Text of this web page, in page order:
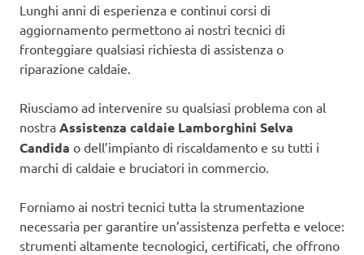
Lunghi anni di esperienza e continui corsi di
aggiornamento permettono ai nostri tecnici di
fronteggiare qualsiasi richiesta di assistenza o
riparazione caldaie.
Riusciamo ad intervenire su qualsiasi problema con al
nostra Assistenza caldaie Lamborghini Selva
Candida o dell’impianto di riscaldamento e su tutti i
marchi di caldaie e bruciatori in commercio.
Forniamo ai nostri tecnici tutta la strumentazione
necessaria per garantire un’assistenza perfetta e veloce:
strumenti altamente tecnologici, certificati, che offrono